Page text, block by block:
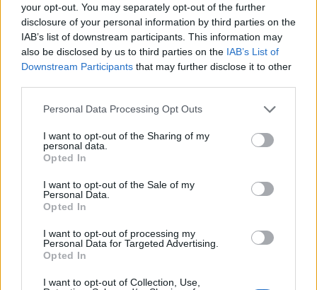
your opt-out. You may separately opt-out of the further
disclosure of your personal information by third parties on the
IAB’s list of downstream participants. This information may
also be disclosed by us to third parties on the IAB’s List of
Downstream Participants that may further disclose it to other
Personal Data Processing Opt Outs
I want to opt-out of the Sharing of my
personal data.
Opted In
I want to opt-out of the Sale of my
Personal Data.
Opted In
I want to opt-out of processing my
Personal Data for Targeted Advertising.
Opted In
I want to opt-out of Collection, Use,